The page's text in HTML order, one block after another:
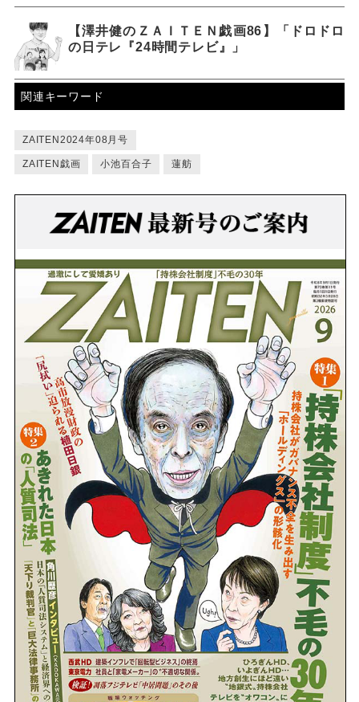
【澤井健のＺＡＩＴＥＮ戯画86】「ドロドロ
の日テレ『24時間テレビ』」
関連キーワード
ZAITEN2024年08月号
ZAITEN戯画 小池百合子 蓮舫